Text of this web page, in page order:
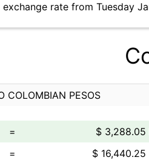
rate from Tuesday
COLOMBIAN PESOS
=
$ 3,288.05
=
$ 16,440.25